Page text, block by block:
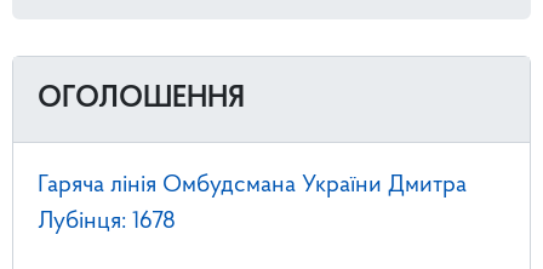
ОГОЛОШЕННЯ
Гаряча лінія Омбудсмана України Дмитра
Лубінця: 1678